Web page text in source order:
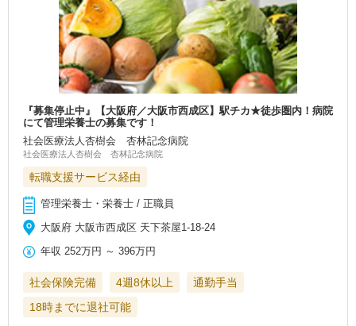
『募集停止中』【大阪府／大阪市西成区】駅チカ★徒歩圏内！病院
にて管理栄養士の募集です！
社会医療法人杏樹会 杏林記念病院
社会医療法人杏樹会 杏林記念病院
転職支援サービス経由
管理栄養士・栄養士 / 正職員
大阪府 大阪市西成区 天下茶屋1-18-24
年収 252万円 ～396万円
社会保険完備 4週8休以上
通勤手当
18時までに退社可能